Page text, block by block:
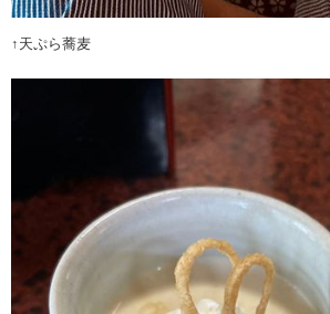
↑天ぷら蕎麦